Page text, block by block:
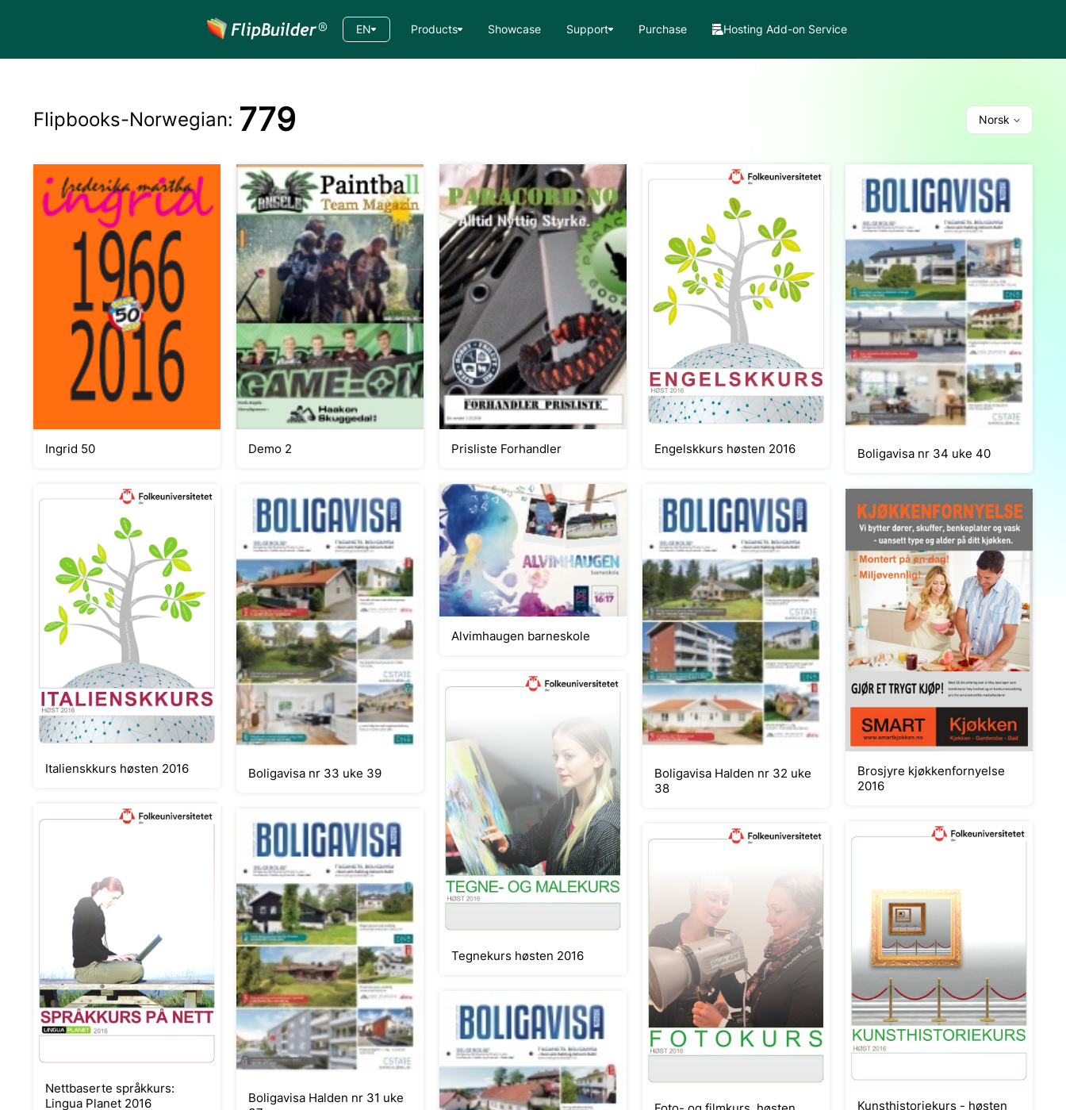
EN Products Showcase Support Purchase Hosting Add-on Service
Flipbooks-Norwegian: 779 Norsk
Ingrid 50 Demo 2 Prisliste Forhandler Engelskkurs høsten 2016 Boligavisa nr 34 uke 40
Italienskkurs høsten 2016 Boligavisa nr 33 uke 39
Alvimhaugen barneskole
Boligavisa Halden nr 32 uke
38
Brosjyre kjøkkenfornyelse
2016
Nettbaserte språkkurs:
Lingua Planet 2016
Boligavisa Halden nr 31 uke
Tegnekurs høsten 2016
Kunsthistoriekurs - høsten